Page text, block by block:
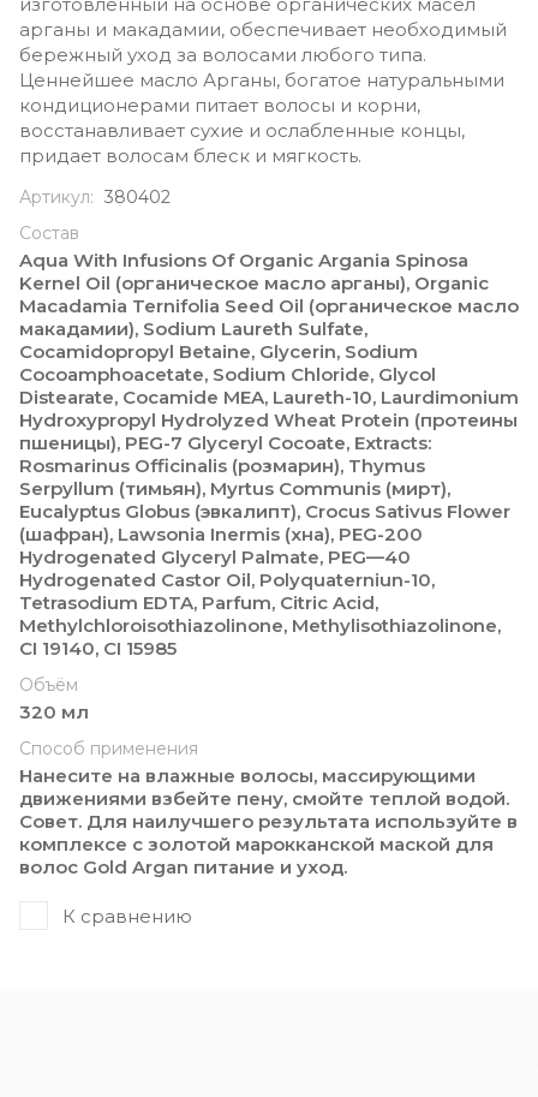
арганы и макадамии, обеспечивает необходимый
бережный уход за волосами любого типа.
Ценнейшее масло Арганы, богатое натуральными
кондиционерами питает волосы и корни,
восстанавливает сухие и ослабленные концы,
придает волосам блеск и мягкость.
Артикул: 380402
Состав
Aqua With Infusions Of Organic Argania Spinosa
Kernel Oil (органическое масло арганы), Organic
Macadamia Ternifolia Seed Oil (органическое масло
макадамии), Sodium Laureth Sulfate,
Cocamidopropyl Betaine, Glycerin, Sodium
Cocoamphoacetate, Sodium Chloride, Glycol
Distearate, Cocamide MEA, Laureth-10, Laurdimonium
Hydroxypropyl Hydrolyzed Wheat Protein (протеины
пшеницы), PEG-7 Glyceryl Cocoate, Extracts:
Rosmarinus Officinalis (розмарин), Thymus
Serpyllum (тимьян), Myrtus Communis (мирт),
Eucalyptus Globus (эвкалипт), Crocus Sativus Flower
(шафран), Lawsonia Inermis (хна), PEG-200
Hydrogenated Glyceryl Palmate, PEG—40
Hydrogenated Castor Oil, Polyquaterniun-10,
Tetrasodium EDTA, Parfum, Citric Acid,
Methylchloroisothiazolinone, Methylisothiazolinone,
CI 19140, CI 15985
Объём
320 мл
Способ применения
Нанесите на влажные волосы, массирующими
движениями взбейте пену, смойте теплой водой.
Совет. Для наилучшего результата используйте в
комплексе с золотой марокканской маской для
волос Gold Argan питание и уход.
К сравнению